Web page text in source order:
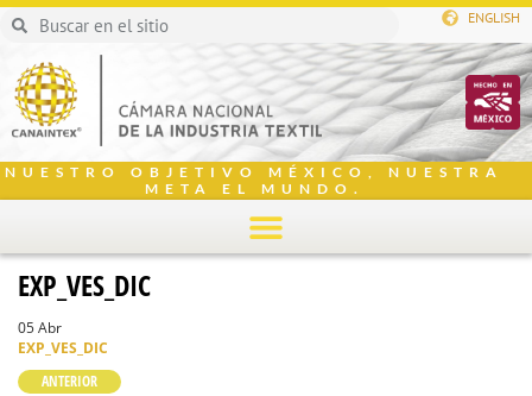
ENGLISH
NUESTRO OBJETIVO MÉXICO, NUESTRA
META EL MUNDO.
EXP_VES_DIC
05 Abr
EXP_VES_DIC
ANTERIOR